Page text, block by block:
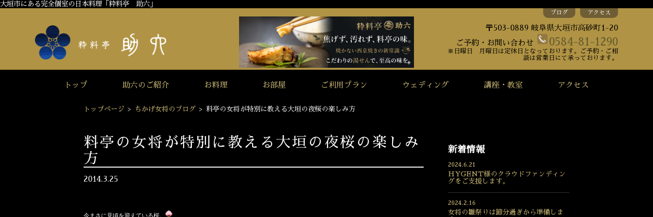
大垣市にある完全個室の日本料理「粋料亭 助六」
ブログ アクセス
〒503-0889 岐阜県大垣市高砂町1-20
ご予約・お問い合わせ
0584-81-1290
※日曜日 月曜日は定休日となっております。ご予約・ご相
談は営業日にて承っております。
トップ 助六のご紹介 お料理 お部屋 ご利用プラン ウェディング 講座・教室 アクセス
トップページ > ちかげ女将のブログ > 料亭の女将が特別に教える大垣の夜桜の楽しみ方
料亭の女将が特別に教える大垣の夜桜の楽しみ
方
2014.3.25
新着情報
2024.6.21
HYGENT様のクラウドファンディン
グをご支援します。
2024.2.16
女将の雛祭りは節分過ぎから準備しま